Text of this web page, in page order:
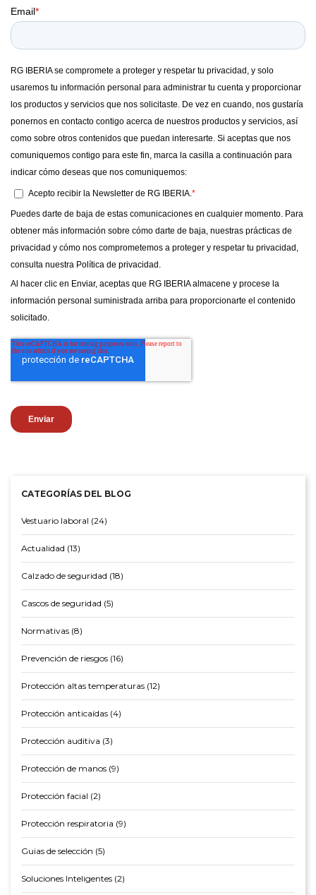
CATEGORÍAS DEL BLOG
Vestuario laboral (24)
Actualidad (13)
Calzado de seguridad (18)
Cascos de seguridad (5)
Normativas (8)
Prevención de riesgos (16)
Protección altas temperaturas (12)
Protección anticaídas (4)
Protección auditiva (3)
Protección de manos (9)
Protección facial (2)
Protección respiratoria (9)
Guias de selección (5)
Soluciones Inteligentes (2)